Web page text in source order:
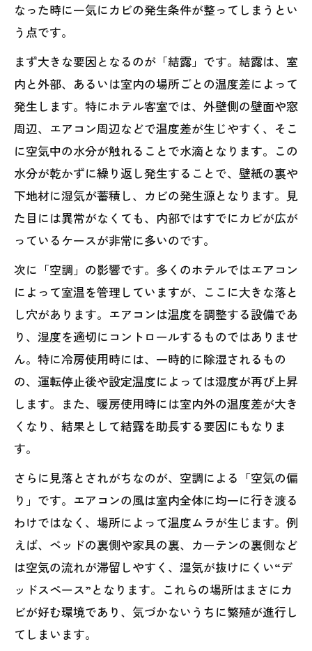
なった時に一気にカビの発生条件が整ってしまうとい
う点です。
まず大きな要因となるのが「結露」です。結露は、室
内と外部、あるいは室内の場所ごとの温度差によって
発生します。特にホテル客室では、外壁側の壁面や窓
周辺、エアコン周辺などで温度差が生じやすく、そこ
に空気中の水分が触れることで水滴となります。この
水分が乾かずに繰り返し発生することで、壁紙の裏や
下地材に湿気が蓄積し、カビの発生源となります。見
た目には異常がなくても、内部ではすでにカビが広が
っているケースが非常に多いのです。
次に「空調」の影響です。多くのホテルではエアコン
によって室温を管理していますが、ここに大きな落と
し穴があります。エアコンは温度を調整する設備であ
り、湿度を適切にコントロールするものではありませ
ん。特に冷房使用時には、一時的に除湿されるもの
の、運転停止後や設定温度によっては湿度が再び上昇
します。また、暖房使用時には室内外の温度差が大き
くなり、結果として結露を助長する要因にもなりま
す。
さらに見落とされがちなのが、空調による「空気の偏
り」です。エアコンの風は室内全体に均一に行き渡る
わけではなく、場所によって温度ムラが生じます。例
えば、ベッドの裏側や家具の裏、カーテンの裏側など
は空気の流れが滞留しやすく、湿気が抜けにくい“デ
ッドスペース”となります。これらの場所はまさにカ
ビが好む環境であり、気づかないうちに繁殖が進行し
てしまいます。